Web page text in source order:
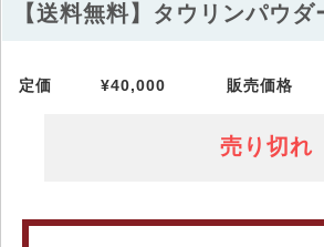
【送料無料】タウリンパウ
定価 ¥40,000 販売価格
売り切れ